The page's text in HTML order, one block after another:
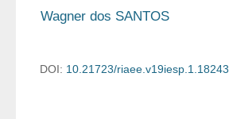
Wagner dos SANTOS
DOI: 10.21723/riaee.v19iesp.1.18243